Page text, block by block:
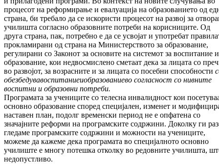
про­цесот на реформирање и евалуација на образованието од
страна, би требало да се ис­користи процесот на развој за
учи­лишта согласно образовните потреби на ко­рисниците. Од
друга страна, пак, потребно е да се усвојат и употребат
про­кла­мирани од страна на Министерството за обра­зование,
регулирани со Законот за осно­вите на системот за воспитание и
образо­ва­ние, кои недвосмислено сметаат дека за ли­ца­та со
во развојот, за возрасните и за лицата со посебни способности
обезбедувавоспитаниеиобразованиево согласност со нивните
воспитни и образовни потреби.
Програмата за учениците со телесна инва­лид­ност кои
основно обра­зо­ва­ние според специјален, изменет и
наставен план, подолг временски пе­риод не е опфатена со
значајните реформи на програмските содржини. Доколку ги
гле­даме програмските содржини и можности на учениците,
можеме да кажеме дека про­гра­мата во специјалното основно
училиште е многу потешка отколку во редовните учи­лишта,
недопустливо.